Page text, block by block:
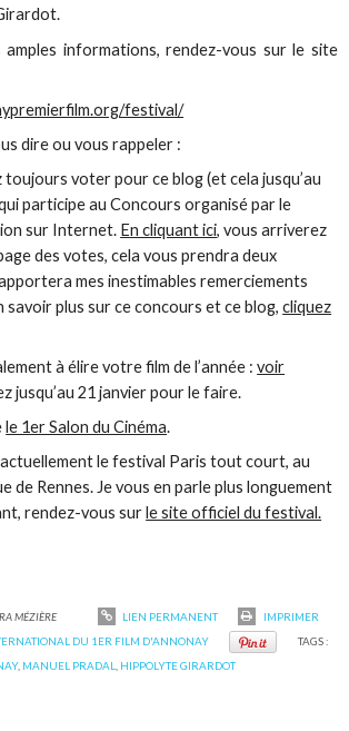
informations, rendez-vous sur le site
festival/
dire ou vous rappeler :
toujours voter pour ce blog (et cela jusqu’au
participe au Concours organisé par le
sur Internet. En cliquant ici, vous arriverez
des votes, cela vous prendra deux
mes inestimables remerciements
savoir plus sur ce concours et ce blog,cliquez
à élire votre film de l’année :voir
jusqu’au 21 janvier pour le faire.
le 1er Salon du Cinéma.
le festival Paris tout court, au
de Rennes. Je vous en parle plus longuement
rendez-vous surle site officiel du festival.
MÉZIÈRE LIEN PERMANENT
IMPRIMER
DU 1ER FILM D'ANNONAY
TAGS :
, MANUEL PRADAL
HIPPOLYTE GIRARDOT